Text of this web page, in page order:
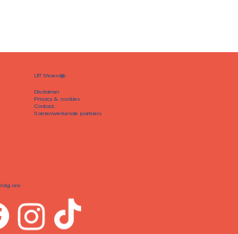
UIT Moerdijk
Disclaimer
Privacy & cookies
Contact
Samenwerkende partners
ons